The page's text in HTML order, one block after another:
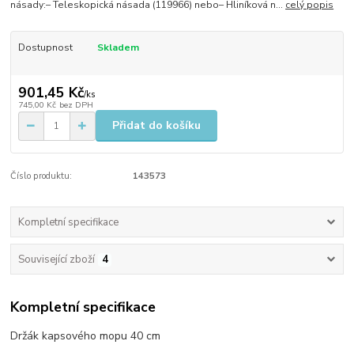
násady:– Teleskopická násada (119966) nebo– Hliníková n... celý popis
Dostupnost Skladem
901,45 Kč/ks
745,00 Kč bez DPH
Přidat do košíku
Číslo produktu: 143573
Kompletní specifikace
Související zboží 4
Kompletní specifikace
Držák kapsového mopu 40 cm